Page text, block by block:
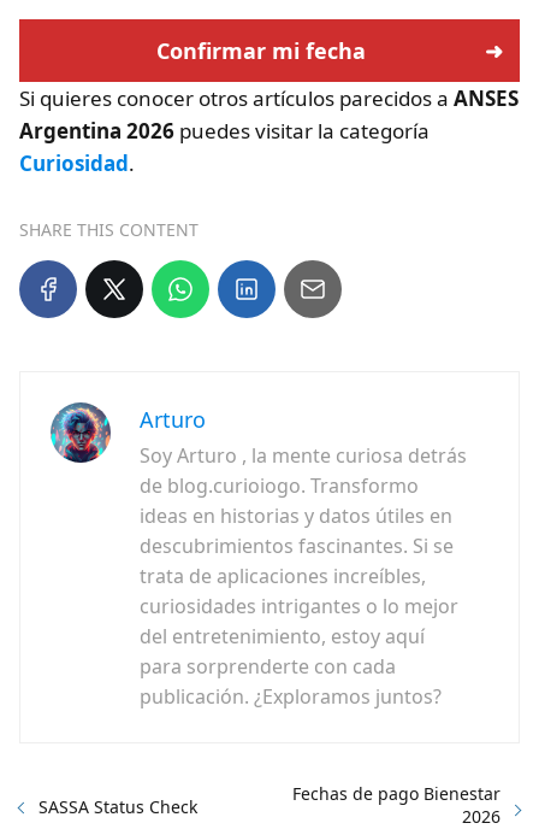
Confirmar mi fecha
Si quieres conocer otros artículos parecidos a ANSES
Argentina 2026 puedes visitar la categoría
Curiosidad.
SHARE THIS CONTENT
Arturo
Soy Arturo , la mente curiosa detrás
de blog.curioiogo. Transformo
ideas en historias y datos útiles en
descubrimientos fascinantes. Si se
trata de aplicaciones increíbles,
curiosidades intrigantes o lo mejor
del entretenimiento, estoy aquí
para sorprenderte con cada
publicación. ¿Exploramos juntos?
SASSA Status Check
Fechas de pago Bienestar
2026